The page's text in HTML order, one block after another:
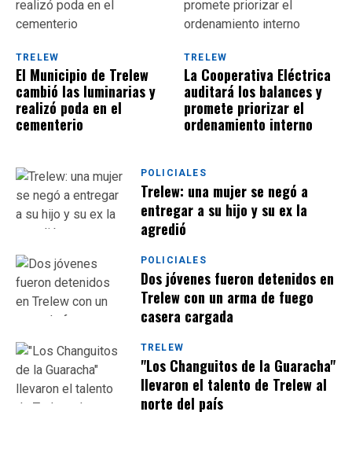
TRELEW
El Municipio de Trelew
cambió las luminarias y
realizó poda en el
cementerio
TRELEW
La Cooperativa Eléctrica
auditará los balances y
promete priorizar el
ordenamiento interno
POLICIALES
Trelew: una mujer se negó a
entregar a su hijo y su ex la
agredió
POLICIALES
Dos jóvenes fueron detenidos en
Trelew con un arma de fuego
casera cargada
TRELEW
"Los Changuitos de la Guaracha"
llevaron el talento de Trelew al
norte del país